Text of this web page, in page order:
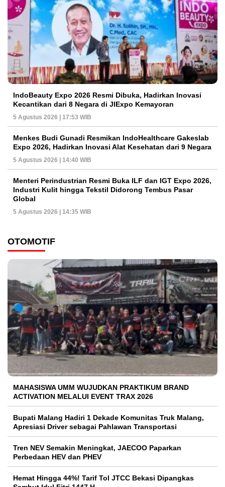
IndoBeauty Expo 2026 Resmi Dibuka, Hadirkan Inovasi
Kecantikan dari 8 Negara di JIExpo Kemayoran
5 Agustus 2026 | 17:53 WIB
Menkes Budi Gunadi Resmikan IndoHealthcare Gakeslab
Expo 2026, Hadirkan Inovasi Alat Kesehatan dari 9 Negara
5 Agustus 2026 | 14:40 WIB
Menteri Perindustrian Resmi Buka ILF dan IGT Expo 2026,
Industri Kulit hingga Tekstil Didorong Tembus Pasar
Global
5 Agustus 2026 | 14:35 WIB
OTOMOTIF
MAHASISWA UMM WUJUDKAN PRAKTIKUM BRAND
ACTIVATION MELALUI EVENT TRAX 2026
Bupati Malang Hadiri 1 Dekade Komunitas Truk Malang,
Apresiasi Driver sebagai Pahlawan Transportasi
Tren NEV Semakin Meningkat, JAECOO Paparkan
Perbedaan HEV dan PHEV
Hemat Hingga 44%! Tarif Tol JTCC Bekasi Dipangkas